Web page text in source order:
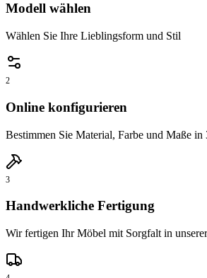
Modell wählen
Wählen Sie Ihre Lieblingsform und Stil
2
Online konfigurieren
Bestimmen Sie Material, Farbe und Maße in
3
Handwerkliche Fertigung
Wir fertigen Ihr Möbel mit Sorgfalt in